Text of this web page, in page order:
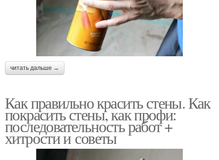
читать дальше →
Как правильно красить стены. Как
покрасить стены, как профи:
последовательность работ +
хитрости и советы